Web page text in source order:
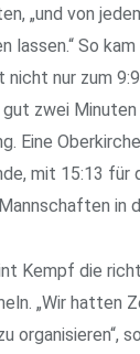
„und von
lassen.“ So kam
nur zum
gut zwei
Eine
mit 15:13 für
in
Kempf die
„Wir hatten
organisieren“,